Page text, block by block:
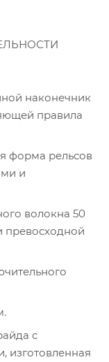
наконечник
правила
форма рельсов
и
волокна 50
превосходной
с
изготовленная